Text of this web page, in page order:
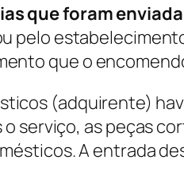
que foram
pelo
que o
(adquirente)
serviço, as peças
A entrada